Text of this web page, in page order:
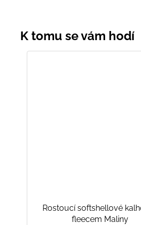
Rostoucí softshellové
fleecem Maliny